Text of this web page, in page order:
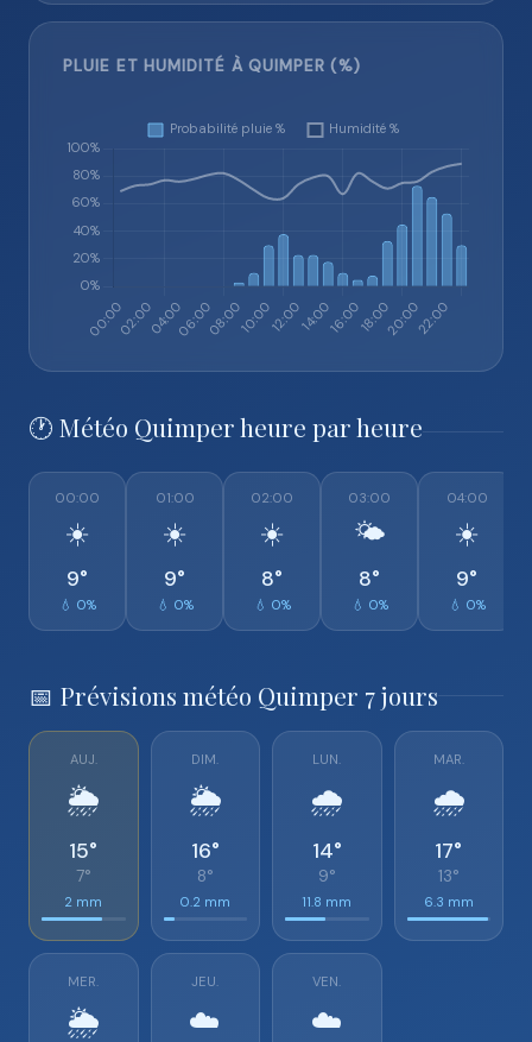
PLUIE ET HUMIDITÉ À QUIMPER (%)
🕐 Météo Quimper heure par heure
00:00
☀️
9°
💧 0%
01:00
☀️
9°
💧 0%
02:00
☀️
8°
💧 0%
03:00
🌤️
8°
💧 0%
04:00
☀️
9°
💧 0%
📅 Prévisions météo Quimper 7 jours
AUJ.
🌦️
15°
7°
2 mm
DIM.
🌦️
16°
8°
0.2 mm
LUN.
🌧️
14°
9°
11.8 mm
MAR.
🌧️
17°
13°
6.3 mm
MER.
🌦️
JEU.
☁️
VEN.
☁️